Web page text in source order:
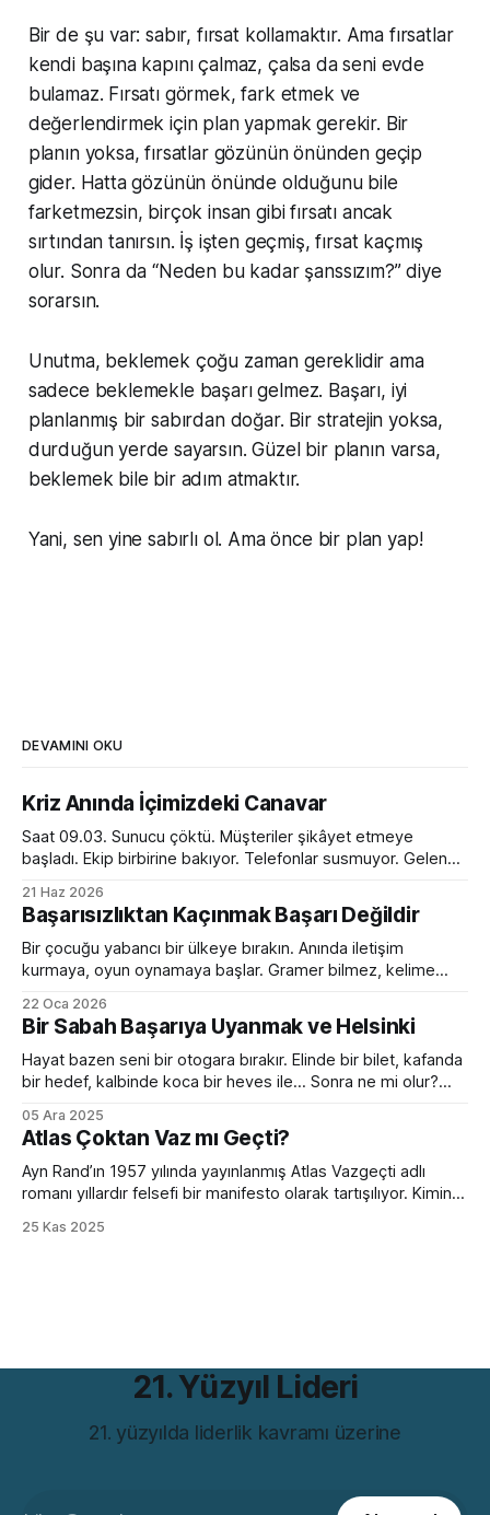
Bir de şu var: sabır, fırsat kollamaktır. Ama fırsatlar
kendi başına kapını çalmaz, çalsa da seni evde
bulamaz. Fırsatı görmek, fark etmek ve
değerlendirmek için plan yapmak gerekir. Bir
planın yoksa, fırsatlar gözünün önünden geçip
gider. Hatta gözünün önünde olduğunu bile
farketmezsin, birçok insan gibi fırsatı ancak
sırtından tanırsın. İş işten geçmiş, fırsat kaçmış
olur. Sonra da “Neden bu kadar şanssızım?” diye
sorarsın.
Unutma, beklemek çoğu zaman gereklidir ama
sadece beklemekle başarı gelmez. Başarı, iyi
planlanmış bir sabırdan doğar. Bir stratejin yoksa,
durduğun yerde sayarsın. Güzel bir planın varsa,
beklemek bile bir adım atmaktır.
Yani, sen yine sabırlı ol. Ama önce bir plan yap!
DEVAMINI OKU
Kriz Anında İçimizdeki Canavar
Saat 09.03. Sunucu çöktü. Müşteriler şikâyet etmeye
başladı. Ekip birbirine bakıyor. Telefonlar susmuyor. Gelen
toplantı odasında ilginç bir dönüşüm yaşanıyor. Normalde
sakin olan yönetici sesini yükseltiyor. Empatik ve sakin ekip
lideri bir anda diktatöre dönüşüyor. Her fikre açık olan
21 Haz 2026
Başarısızlıktan Kaçınmak Başarı Değildir
Bir çocuğu yabancı bir ülkeye bırakın. Anında iletişim
kurmaya, oyun oynamaya başlar. Gramer bilmez, kelime
kurar. Ama devam eder. Birkaç ay sonra da sanki hep
oradaymış gibi sohbet etmeye başlar. Peki bir yetişkini aynı
ortama bırakırsanız? Kelimeleri, kuralları, zaman çekimlerini
bilse de
22 Oca 2026
Bir Sabah Başarıya Uyanmak ve Helsinki
Hayat bazen seni bir otogara bırakır. Elinde bir bilet, kafanda
bir hedef, kalbinde koca bir heves ile... Sonra ne mi olur?
filmlerde olur. Hollywood sıkıcı hazırlık sürecini hızlıca
geçiverir. Kahramanımız birkaç mekik, 2 şınav, 3-4 mekik,
birazcık da ter sonrası
05 Ara 2025
Atlas Çoktan Vaz mı Geçti?
Ayn Rand’ın 1957 yılında yayınlanmış Atlas Vazgeçti adlı
romanı yıllardır felsefi bir manifesto olarak tartışılıyor. Kimine
Ama bütün bu tartışmaların ötesinde, romanın bugünün iş
25 Kas 2025
21. Yüzyıl Lideri
21. yüzyılda liderlik kavramı üzerine